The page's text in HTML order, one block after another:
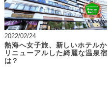
2022/02/24
熱海へ女子旅、新しいホテルか
リニューアルした綺麗な温泉宿
は？